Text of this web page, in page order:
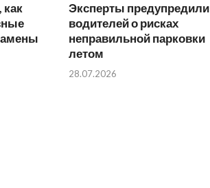
как
Эксперты предупредили
водителей о рисках
неправильной парковки
летом
28.07.2026